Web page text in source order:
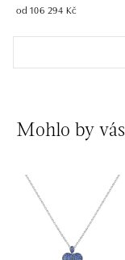
ALO
Einsteinova 18,
tel.: +421 917 090
ALO
dnes
ALO
Pribinova 8, 811
od 106 294 Kč
Mohlo by